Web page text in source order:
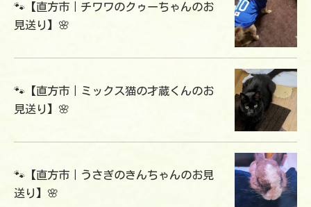
🐾【直方市｜チワワのクゥーちゃんのお
見送り】🌸
🐾【直方市｜ミックス猫の才蔵くんのお
見送り】🌸
🐾【直方市｜うさぎのきんちゃんのお見
送り】🌸